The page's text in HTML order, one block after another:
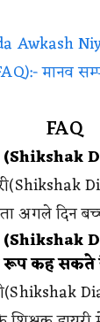
Awkash
मानव
FAQ
(Shikshak
अगले दिन
रूप कह